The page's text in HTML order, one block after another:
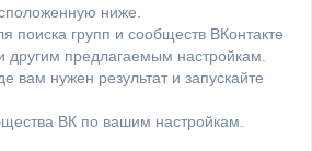
ниже.
поиска групп и сообществ ВКонтакте
другим предлагаемым настройкам.
вам нужен результат и запускайте
ВК по вашим настройкам.